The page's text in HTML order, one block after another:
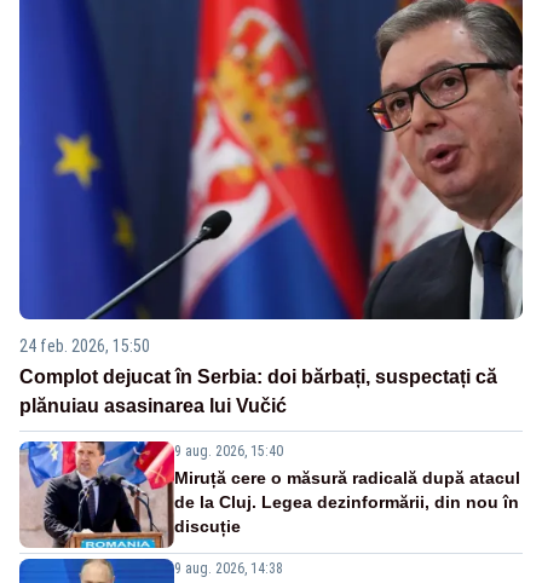
24 feb. 2026, 15:50
Complot dejucat în Serbia: doi bărbați, suspectați că
plănuiau asasinarea lui Vučić
9 aug. 2026, 15:40
Miruță cere o măsură radicală după atacul
de la Cluj. Legea dezinformării, din nou în
discuție
9 aug. 2026, 14:38